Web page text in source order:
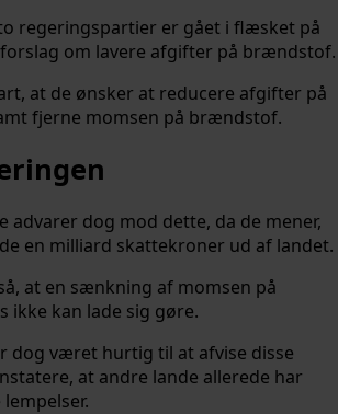
regeringspartier er gået i flæsket på
om lavere afgifter på brændstof.
at de ønsker at reducere afgifter på
fjerne momsen på brændstof.
advarer dog mod dette, da de mener,
en milliard skattekroner ud af landet.
at en sænkning af momsen på
kan lade sig gøre.
dog været hurtig til at afvise disse
at andre lande allerede har